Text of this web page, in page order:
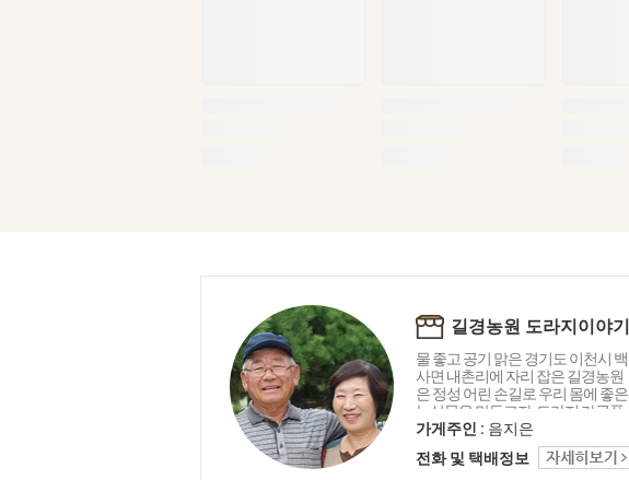
길경농원 도라지이야기
물 좋고 공기 맑은 경기도 이천시 백
사면 내촌리에 자리 잡은 길경농원
은 정성 어린 손길로 우리 몸에 좋은
농산물을 만들고자, 도라지 가공품
을 만들기 시작 하였습니다. 매년 3
만평이 넘는 도라지 밭에는 두 농부
의 땀의 결정체가 자라나고 있습니
가게주인 : 음지은
전화 및 택배정보